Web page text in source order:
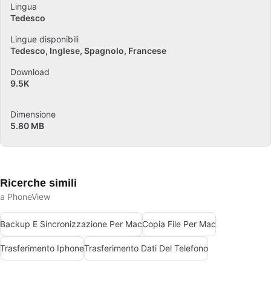
Lingua
Tedesco
Lingue disponibili
Tedesco Inglese Spagnolo Francese
Download
9.5K
Dimensione
5.80 MB
Ricerche simili
a PhoneView
Backup E Sincronizzazione Per MacCopia File Per Mac
Trasferimento IphoneTrasferimento Dati Del Telefono